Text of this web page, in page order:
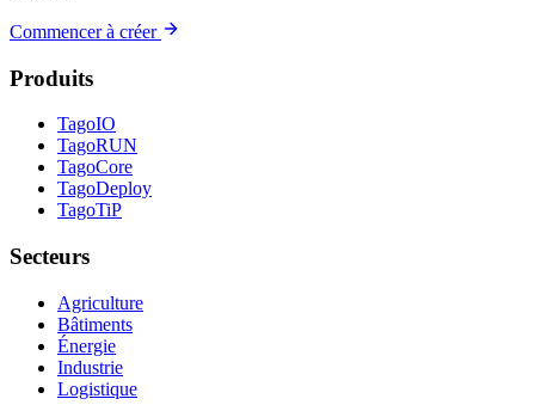
Commencer à créer
Produits
TagoIO
TagoRUN
TagoCore
TagoDeploy
TagoTiP
Secteurs
Agriculture
Bâtiments
Énergie
Industrie
Logistique